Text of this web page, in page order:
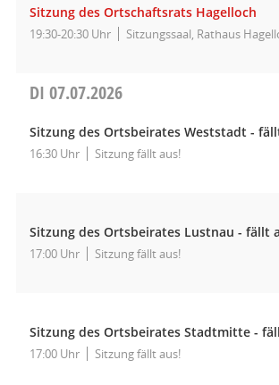
Sitzung des Ortschaftsrats Hagelloch
19:30-20:30 Uhr Sitzungssaal, Rathaus
DI 07.07.2026
Sitzung des Ortsbeirates Weststadt -
16:30 Uhr Sitzung fällt aus!
Sitzung des Ortsbeirates Lustnau - fällt
17:00 Uhr Sitzung fällt aus!
Sitzung des Ortsbeirates Stadtmitte -
17:00 Uhr Sitzung fällt aus!